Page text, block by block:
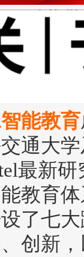
能教育
通大
最新
教育
了七
创新